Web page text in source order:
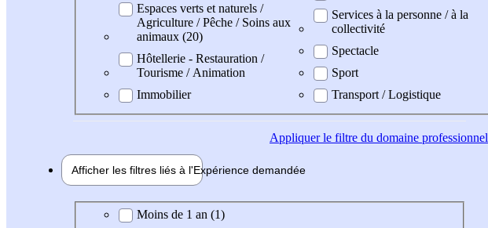
Espaces verts et naturels /
Agriculture / Pêche / Soins aux
animaux (20)
Hôtellerie - Restauration /
Tourisme / Animation
Immobilier
Services à la personne / à la
collectivité
Spectacle
Sport
Transport / Logistique
Appliquerle filtre du domaine professionnel
Afficher les filtres liés à l'Expérience demandée
Expérience demandée
Moins de 1 an (1)